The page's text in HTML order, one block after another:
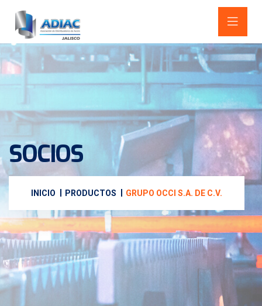
SOCIOS
INICIO PRODUCTOS GRUPO OCCI S.A. DE C.V.